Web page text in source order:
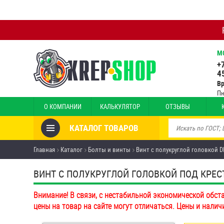
О КОМПАНИИ КАЛЬКУЛЯТОР ОТЗЫВЫ
КАТАЛОГ ТОВАРОВ
Товары со скидкой
Анкеры
Антивандальный крепёж,
инструмент
Болты и винты
Главная Каталог Болты и винты Винт с полукруглой головкой
ВИНТ С ПОЛУКРУГЛОЙ ГОЛОВКОЙ ПОД
Внимание! В связи, с нестабильной экономической
цены на товар на сайте могут отличаться. Цены и